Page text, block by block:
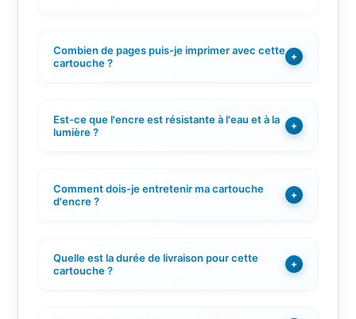
Combien de pages puis-je imprimer avec cette
cartouche ?
+
Est-ce que l'encre est résistante à l'eau et à la
lumière ?
+
Comment dois-je entretenir ma cartouche
d'encre ?
+
Quelle est la durée de livraison pour cette
cartouche ?
+